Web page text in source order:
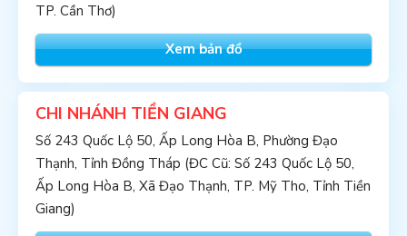
TP. Cần Thơ)
Xem bản đồ
CHI NHÁNH TIỀN GIANG
Số 243 Quốc Lộ 50, Ấp Long Hòa B, Phường Đạo
Thạnh, Tỉnh Đồng Tháp (ĐC Cũ: Số 243 Quốc Lộ 50,
Ấp Long Hòa B, Xã Đạo Thạnh, TP. Mỹ Tho, Tỉnh Tiền
Giang)